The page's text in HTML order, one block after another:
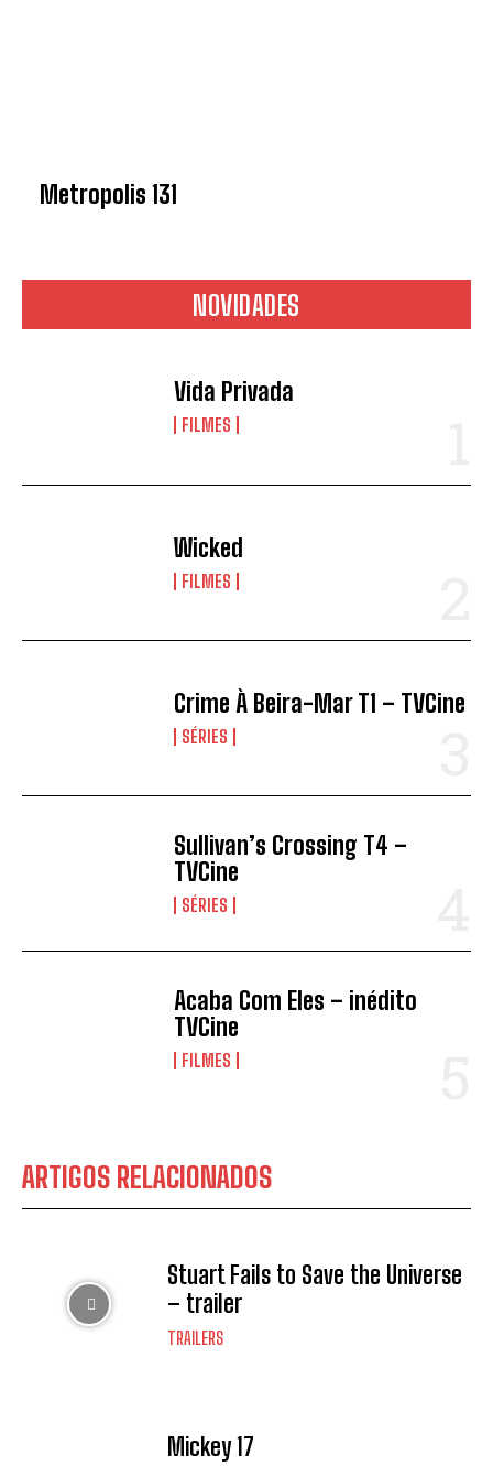
Metropolis 131
NOVIDADES
Vida Privada
FILMES
Wicked
FILMES
Crime À Beira-Mar T1 – TVCine
SÉRIES
Sullivan’s Crossing T4 –
TVCine
SÉRIES
Acaba Com Eles – inédito
TVCine
FILMES
ARTIGOS RELACIONADOS
Stuart Fails to Save the Universe
– trailer
TRAILERS
Mickey 17